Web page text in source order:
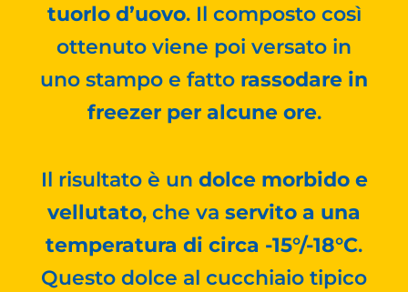
tuorlo d’uovo. Il composto così
ottenuto viene poi versato in
uno stampo e fatto rassodare in
freezer per alcune ore.
Il risultato è un dolce morbido e
vellutato, che va servito a una
temperatura di circa -15°/-18°C.
Questo dolce al cucchiaio tipico